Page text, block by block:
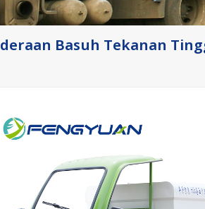
Basuh Tekanan